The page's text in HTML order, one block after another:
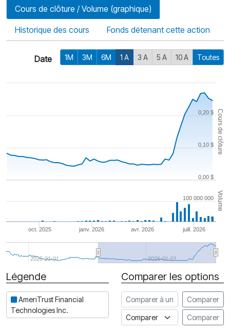
Cours de clôture / Volume (graphique)
Historique des cours Fonds détenant cette action
Date 1M 3M 6M 1 A 3 A 5 A 10 A Toutes
Cours de clôture
Volume
janv. 2026 juill. 2026
oct. 2025 avr. 2026
2025-01-01 2026-01-01
0,00 $
0,10 $
0,20 $
0
100 000 000
Date
Légende
AmeriTrust Financial
Technologies Inc.
Comparer les options
Comparer à une autre action
Comparer
Comparer à un indiceComparer